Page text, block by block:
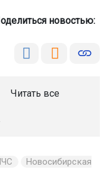
новостью:
Читать все
Новосибирская